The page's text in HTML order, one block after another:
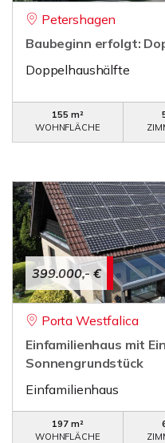
Petershagen
Baubeginn erfolgt:
Doppelhaushälfte
155 m²
WOHNFLÄCHE
399.000,- €
Porta Westfalica
Einfamilienhaus mit
Sonnengrundstück
Einfamilienhaus
197 m²
WOHNFLÄCHE